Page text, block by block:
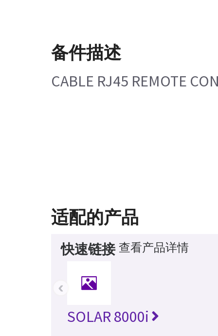
备件描述
CABLE RJ45 REMOTE
适配的产品
快速链接 查看产品详情
SOLAR 8000i
‹